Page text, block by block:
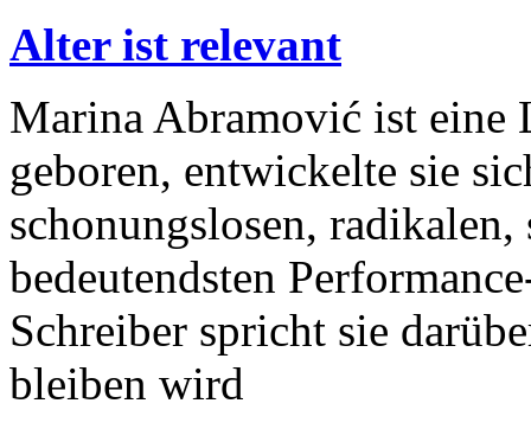
Alter ist relevant
Marina Abramović ist eine
geboren, entwickelte sie
schonungslosen,
bedeutendsten
Schreiber spricht sie
bleiben wird